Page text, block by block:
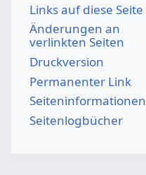
Links auf diese Seite
Änderungen an
verlinkten Seiten
Druckversion
Permanenter Link
Seiten­­informationen
Seitenlogbücher